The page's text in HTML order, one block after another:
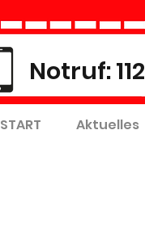
Notruf: 112
START Aktuelles